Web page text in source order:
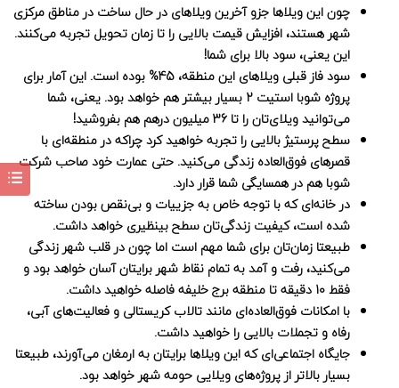
چون این ویلاها جزو آخرین ویلاهای در حال ساخت در مناطق مرکزی
شهر هستند، افزایش قیمت بالایی را تا زمان تحویل تجربه می‌کنند.
این یعنی، سود بالا برای شما!
سود فاز قبلی ویلاهای این منطقه، 45% بوده است. این آمار برای
پروژه شوبا استیت 2 بسیار بیشتر هم خواهد بود. یعنی، شما
می‌توانید ویلای‌تان را تا 36 میلیون درهم هم بفروشید!
سطح پرستیژ بالایی را تجربه خواهید کرد چراکه در منطقه‌ای با
قصرهای فوق‌العاده زندگی می‌کنید. حتی عمارت خود صاحب شرکت
شوبا هم در همسایگی شما قرار دارد.
در خانه‌ای که با توجه خاص به جزییات و بی‌نقص بودن ساخته
شده است، کیفیت زندگی‌تان سطح بینظیری خواهد داشت.
طبیعتا زمان‌تان برای شما مهم است اما چون در قلب شهر زندگی
می‌کنید، رفت و آمد به تمام نقاط شهر برایتان آسان خواهد بود و
فقط 10 دقیقه تا منطقه برج خلیفه فاصله خواهید داشت.
با امکانات فوق‌العاده‌ای مانند تالاب کریستالی و فعالیت‌های آبی،
رفاه و تجملات بالایی را خواهید داشت.
جایگاه اجتماعی‌ای که این ویلاها برایتان به ارمغان می‌آورند، طبیعتا
بسیار بالاتر از پروژه‌های ویلایی حومه شهر خواهد بود.